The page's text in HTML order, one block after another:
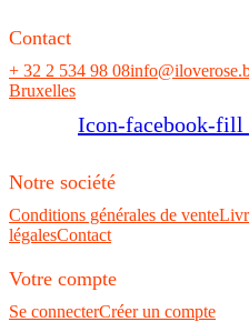
Contact
+ 32 2 534 98 08
Bruxelles
Icon-facebook-fill
Notre société
Conditions générales de vente
légalesContact
Votre compte
Se connecterCréer un compte